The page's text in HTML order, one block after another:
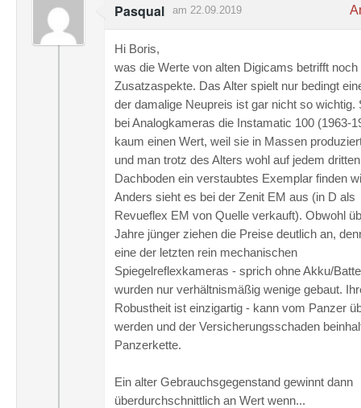
Pasqual am 22.09.2019
Hi Boris,
was die Werte von alten Digicams betrifft noch
Zusatzaspekte. Das Alter spielt nur bedingt
der damalige Neupreis ist gar nicht so wichtig.
bei Analogkameras die Instamatic 100 (1963-
kaum einen Wert, weil sie in Massen
und man trotz des Alters wohl auf jedem dritten
Dachboden ein verstaubtes Exemplar finden
Anders sieht es bei der Zenit EM aus (in D als
Revueflex EM von Quelle verkauft). Obwohl
Jahre jünger ziehen die Preise deutlich an,
eine der letzten rein mechanischen
Spiegelreflexkameras - sprich ohne Akku/
wurden nur verhältnismäßig wenige gebaut.
Robustheit ist einzigartig - kann vom Panzer
werden und der Versicherungsschaden
Panzerkette.
Ein alter Gebrauchsgegenstand gewinnt dann
überdurchschnittlich an Wert wenn...